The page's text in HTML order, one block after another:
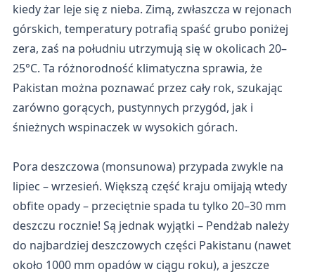
kiedy żar leje się z nieba. Zimą, zwłaszcza w rejonach
górskich, temperatury potrafią spaść grubo poniżej
zera, zaś na południu utrzymują się w okolicach 20–
25°C. Ta różnorodność klimatyczna sprawia, że
Pakistan można poznawać przez cały rok, szukając
zarówno gorących, pustynnych przygód, jak i
śnieżnych wspinaczek w wysokich górach.
Pora deszczowa (monsunowa) przypada zwykle na
lipiec – wrzesień. Większą część kraju omijają wtedy
obfite opady – przeciętnie spada tu tylko 20–30 mm
deszczu rocznie! Są jednak wyjątki – Pendżab należy
do najbardziej deszczowych części Pakistanu (nawet
około 1000 mm opadów w ciągu roku), a jeszcze